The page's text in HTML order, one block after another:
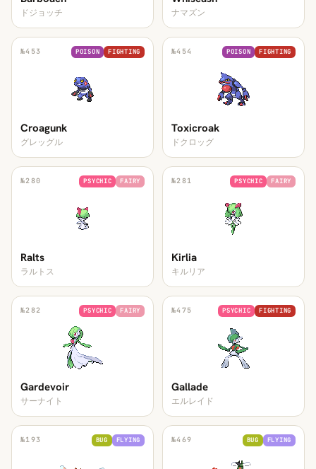
ドジョッチ ナマズン
№453 POISON FIGHTING
Croagunk
グレッグル
№454 POISON FIGHTING
Toxicroak
ドクロッグ
№280 PSYCHIC FAIRY
Ralts
ラルトス
№281 PSYCHIC FAIRY
Kirlia
キルリア
№282 PSYCHIC FAIRY
Gardevoir
サーナイト
№475 PSYCHIC FIGHTING
Gallade
エルレイド
№193 BUG FLYING №469 BUG FLYING